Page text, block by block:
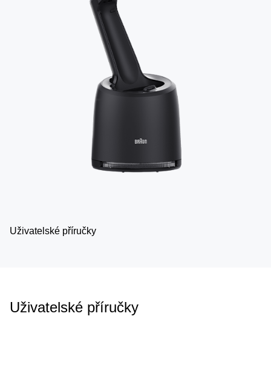
Uživatelské příručky
Uživatelské příručky